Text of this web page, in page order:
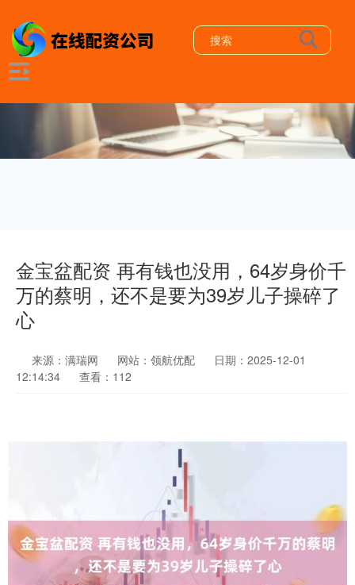
金宝盆配资 再有钱也没用，64岁身价千
万的蔡明，还不是要为39岁儿子操碎了
心
来源：满瑞网 网站：领航优配
日期：2025-12-01
12:14:34
查看：112